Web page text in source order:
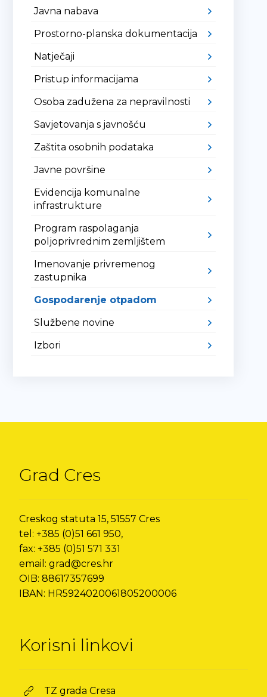
Javna nabava
Prostorno-planska dokumentacija
Natječaji
Pristup informacijama
Osoba zadužena za nepravilnosti
Savjetovanja s javnošću
Zaštita osobnih podataka
Javne površine
Evidencija komunalne
infrastrukture
Program raspolaganja
poljoprivrednim zemljištem
Imenovanje privremenog
zastupnika
Gospodarenje otpadom
Službene novine
Izbori
Grad Cres
Creskog statuta 15, 51557 Cres
tel: +385 (0)51 661 950,
fax: +385 (0)51 571 331
email: grad@cres.hr
OIB: 88617357699
IBAN: HR5924020061805200006
Korisni linkovi
TZ grada Cresa